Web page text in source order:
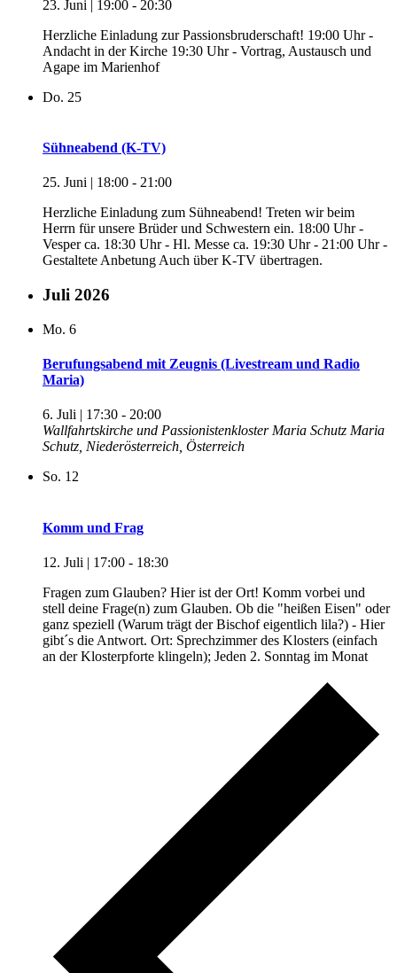
23. Juni | 19:00 - 20:30
Herzliche Einladung zur Passionsbruderschaft! 19:00 Uhr -
Andacht in der Kirche 19:30 Uhr - Vortrag, Austausch und
Agape im Marienhof
Do. 25
Sühneabend (K-TV)
25. Juni | 18:00 - 21:00
Herzliche Einladung zum Sühneabend! Treten wir beim
Herrn für unsere Brüder und Schwestern ein. 18:00 Uhr -
Vesper ca. 18:30 Uhr - Hl. Messe ca. 19:30 Uhr - 21:00 Uhr -
Gestaltete Anbetung Auch über K-TV übertragen.
Juli 2026
Mo. 6
Berufungsabend mit Zeugnis (Livestream und Radio
Maria)
6. Juli | 17:30 - 20:00
Wallfahrtskirche und Passionistenkloster Maria Schutz Maria
Schutz, Niederösterreich, Österreich
So. 12
Komm und Frag
12. Juli | 17:00 - 18:30
Fragen zum Glauben? Hier ist der Ort! Komm vorbei und
stell deine Frage(n) zum Glauben. Ob die "heißen Eisen" oder
ganz speziell (Warum trägt der Bischof eigentlich lila?) - Hier
gibt´s die Antwort. Ort: Sprechzimmer des Klosters (einfach
an der Klosterpforte klingeln); Jeden 2. Sonntag im Monat